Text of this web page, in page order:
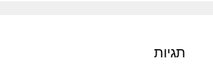
תגיות